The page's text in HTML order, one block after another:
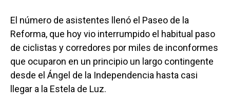
El número de asistentes llenó el Paseo de la
Reforma, que hoy vio interrumpido el habitual paso
de ciclistas y corredores por miles de inconformes
que ocuparon en un principio un largo contingente
desde el Ángel de la Independencia hasta casi
llegar a la Estela de Luz.